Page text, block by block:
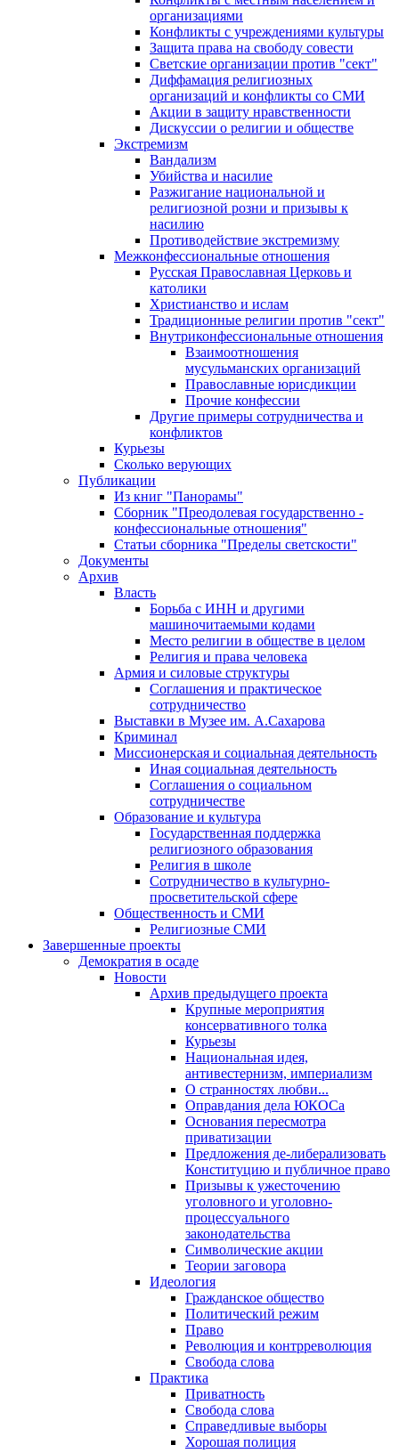
организациями
Конфликты с учреждениями культуры
Защита права на свободу совести
Светские организации против "сект"
Диффамация религиозных
организаций и конфликты со СМИ
Акции в защиту нравственности
Дискуссии о религии и обществе
Экстремизм
Вандализм
Убийства и насилие
Разжигание национальной и
религиозной розни и призывы к
насилию
Противодействие экстремизму
Межконфессиональные отношения
Русская Православная Церковь и
католики
Христианство и ислам
Традиционные религии против "сект"
Внутриконфессиональные отношения
Взаимоотношения
мусульманских организаций
Православные юрисдикции
Прочие конфессии
Другие примеры сотрудничества и
конфликтов
Курьезы
Сколько верующих
Публикации
Из книг "Панорамы"
Сборник "Преодолевая государственно -
конфессиональные отношения"
Статьи сборника "Пределы светскости"
Документы
Архив
Власть
Борьба с ИНН и другими
машиночитаемыми кодами
Место религии в обществе в целом
Религия и права человека
Армия и силовые структуры
Соглашения и практическое
сотрудничество
Выставки в Музее им. А.Сахарова
Криминал
Миссионерская и социальная деятельность
Иная социальная деятельность
Соглашения о социальном
сотрудничестве
Образование и культура
Государственная поддержка
религиозного образования
Религия в школе
Сотрудничество в культурно-
просветительской сфере
Общественность и СМИ
Религиозные СМИ
Завершенные проекты
Демократия в осаде
Новости
Архив предыдущего проекта
Крупные мероприятия
консервативного толка
Курьезы
Национальная идея,
антивестернизм, империализм
О странностях любви...
Оправдания дела ЮКОСа
Основания пересмотра
приватизации
Предложения де-либерализовать
Конституцию и публичное право
Призывы к ужесточению
уголовного и уголовно-
процессуального
законодательства
Символические акции
Теории заговора
Идеология
Гражданское общество
Политический режим
Право
Революция и контрреволюция
Свобода слова
Практика
Приватность
Свобода слова
Справедливые выборы
Хорошая полиция